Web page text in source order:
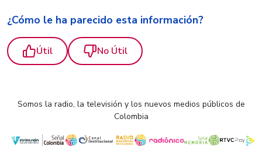
¿Cómo le ha parecido esta información?
Útil No Útil
Somos la radio, la televisión y los nuevos medios públicos de
Colombia